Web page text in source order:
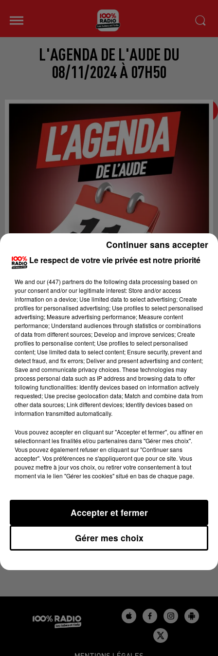
L'AGENDA DE L'AUDE DU
08/11/2024 À 07H50
Lecture (1 min 14 sec)
100%
8 novembre 2024 - 1 min 14 sec
L'AGENDA DE L'AUDE DU 08/11/2024 À 07H50
Le respect de votre vie privée est notre priorité
We and our (447) partnersdo the following data processing based on
your consent and/or our legitimate interest: Store and/or access
information on a device; Use limited data to select advertising; Create
profiles for personalised advertising; Use profiles to select personalised
advertising; Measure advertising performance; Measure content
performance; Understand audiences through statistics or combinations
of data from different sources; Develop and improve services; Create
profiles to personalise content; Use profiles to select personalised
content; Use limited data to select content; Ensure security, prevent and
detect fraud, and fix errors; Deliver and present advertising and content;
Save and communicate privacy choices. These technologies may
process personal data such as IP address and browsing data to offer
following functionalities: Identify devices based on information actively
requested; Use precise geolocation data; Match and combine data from
other data sources; Link different devices; Identify devices based on
information transmitted automatically.
Vous pouvez accepter en cliquant sur "Accepter et fermer", ou affiner en
sélectionnant les finalités et/ou partenaires dans "Gérer mes choix".
Vous pouvez également refuser en cliquant sur "Continuer sans
accepter". Vos préférences ne s'appliqueront que pour ce site. Vous
pouvez mettre à jour vos choix, ou retirer votre consentement à tout
moment via le lien "Gérer les cookies" situé en bas de chaque page.
Gérer mes choix
Accepter et fermer
Continuer sans accepter